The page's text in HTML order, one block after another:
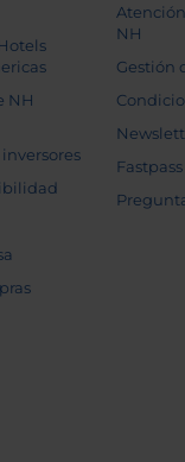
NH
NH
Gestión
Fastpass